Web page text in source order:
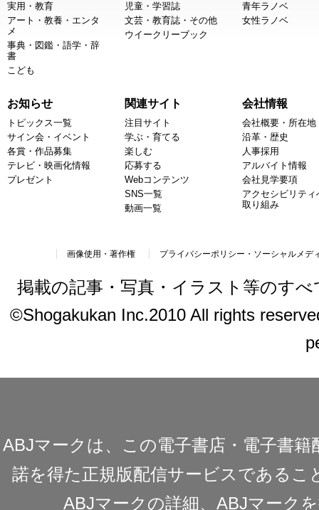
実用・教育
アート・教養・エンタ
メ
事典・図鑑・語学・辞
書
こども
児童・学習誌
文芸・教育誌・その他
ウイークリーブック
青年ラノベ
女性ラノベ
お知らせ
トピックス一覧
サイン会・イベント
各賞・作品募集
テレビ・映画化情報
プレゼント
関連サイト
注目サイト
学ぶ・育てる
楽しむ
応募する
Webコンテンツ
SNS一覧
動画一覧
会社情報
会社概要・所在地
沿革・歴史
人事採用
アルバイト情報
会社見学要項
アクセシビリティ
取り組み
画像使用・著作権 プライバシーポリシー・ソーシャルメデ
掲載の記事・写真・イラスト等のす
©Shogakukan Inc.2010 All rights
ABJマークは、この電子書店・電子書
諾を得た正規版配信サービスであるこ
ABJマークの詳細、ABJマーク